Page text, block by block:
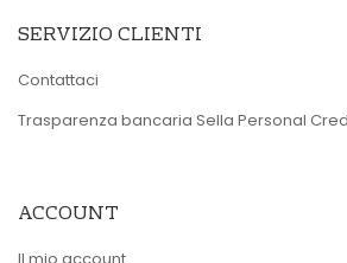
SERVIZIO CLIENTI
Contattaci
Trasparenza bancaria Sella Personal
ACCOUNT